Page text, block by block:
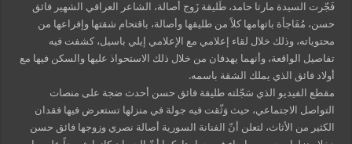
فَجّرت السيدة مارتا حامد، طَليقة زَوج أَصالة، الشاعر العراقي الشهير فائق
حسن، مُفَاجأة باتهامها كلاً من طليقها وأصالة، باقتحام شقتها وإفراعها من
محتوياته، وذلك خلال لقاء إعلامي مع الإعلامي إيلي باسيل، كشفت فيه
تفاصيل الواقعة، وأنهما يهدفان من خلال ذلك الاستحواذ عليها والسكن فيها مع
أولاد فائق الذي يملك الشقة باسمه.
مقطع الفيديو الذي سَجّلته طليقة فائق حسن أحدث ضجة على منصات
التواصل الاجتماعي، حيث وَثّقت فيه جولة في منزلها تستعرض فيها فقدان
الكثير من الأثاث، لتعلن أنّ الفنانة السورية أصالة نصري وزوجها فائق حسن